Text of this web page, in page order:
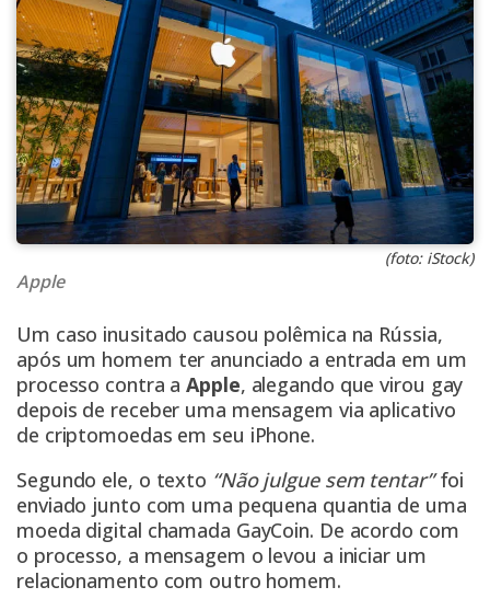
(foto: iStock)
Apple
Um caso inusitado causou polêmica na Rússia,
após um homem ter anunciado a entrada em um
processo contra aApple, alegando que virou gay
depois de receber uma mensagem via aplicativo
de criptomoedas em seu iPhone.
Segundo ele, o texto “Não julgue sem tentar”foi
enviado junto com uma pequena quantia de uma
moeda digital chamada GayCoin. De acordo com
o processo, a mensagem o levou a iniciar um
relacionamento com outro homem.